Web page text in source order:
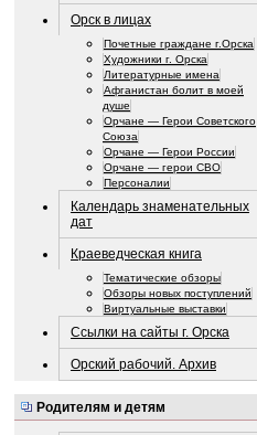
Орск в лицах
Почетные граждане г.Орска
Художники г. Орска
Литературные имена
Афганистан болит в моей
душе
Орчане — Герои Советского
Союза
Орчане — Герои России
Орчане — герои СВО
Персоналии
Календарь знаменательных
дат
Краеведческая книга
Тематические обзоры
Обзоры новых поступлений
Виртуальные выставки
Ссылки на сайты г. Орска
Орский рабочий. Архив
Родителям и детям